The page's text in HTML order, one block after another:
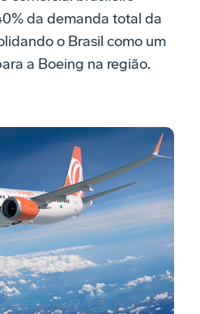
da demanda total da
o Brasil como um
a Boeing na região.